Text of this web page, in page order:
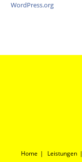
WordPress.org
Home Leistungen